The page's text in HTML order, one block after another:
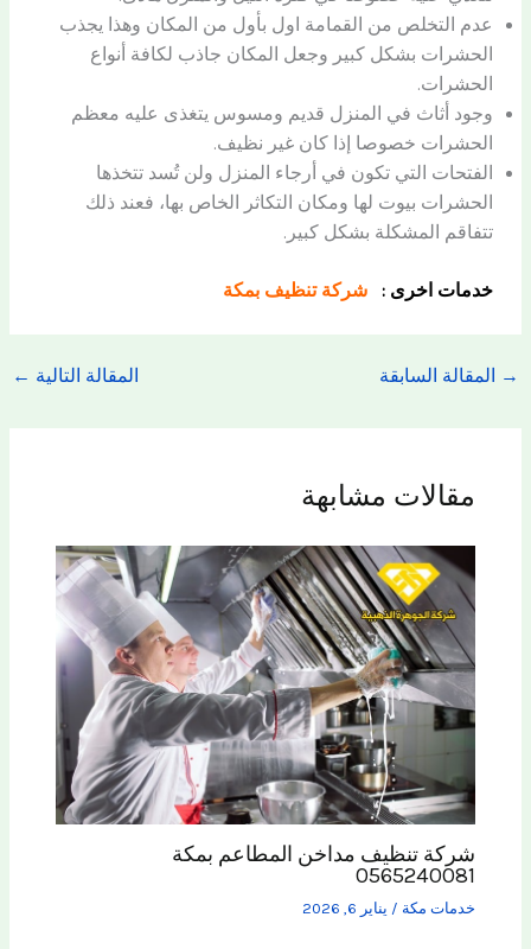
عدم التخلص من القمامة اول بأول من المكان وهذا يجذب
الحشرات بشكل كبير وجعل المكان جاذب لكافة أنواع
الحشرات.
وجود أثاث في المنزل قديم ومسوس يتغذى عليه معظم
الحشرات خصوصا إذا كان غير نظيف.
الفتحات التي تكون في أرجاء المنزل ولن تُسد تتخذها
الحشرات بيوت لها ومكان التكاثر الخاص بها، فعند ذلك
تتفاقم المشكلة بشكل كبير.
خدمات اخرى : شركة تنظيف بمكة
→ المقالة السابقة المقالة التالية ←
مقالات مشابهة
شركة تنظيف مداخن المطاعم بمكة
0565240081
خدمات مكة / يناير 6, 2026